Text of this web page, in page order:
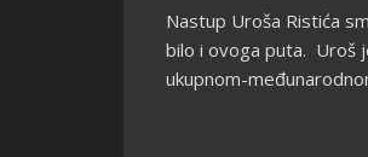
Nastup Uroša Ristića
bilo i ovoga puta. Uroš
ukupnom-